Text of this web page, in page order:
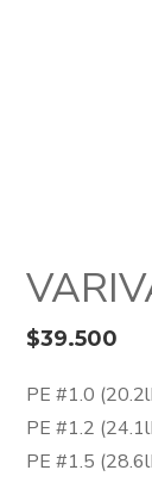
$39.500
PE #1.0
PE #1.2
PE #1.5